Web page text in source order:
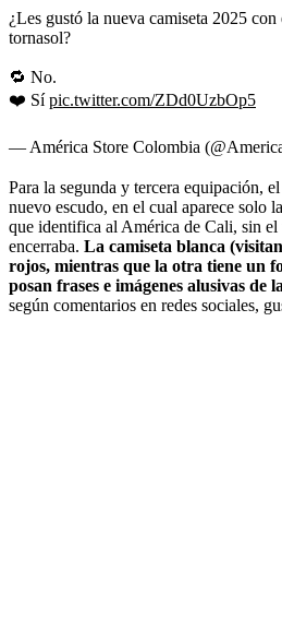
¿Les gustó la nueva camiseta 2025
tornasol?
🔁 No.
❤️ Sípic.twitter.com/ZDd0UzbOp5
— América Store Colombia
Para la segunda y tercera equipación,
nuevo escudo, en el cual aparece solo
que identifica al América de Cali, sin el
encerraba. La camiseta blanca
rojos, mientras que la otra tiene un
posan frases e imágenes alusivas de
según comentarios en redes sociales,